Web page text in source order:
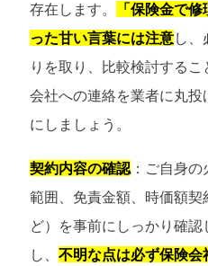
存在します。
「保険金で
った甘い言葉には注意し、
りを取り、比較検討する
会社への連絡を業者に丸投
にしましょう。
契約内容の確認：ご自身の
範囲、免責金額、時価額
ど）を事前にしっかり確
し、 不明な点は必ず保険会